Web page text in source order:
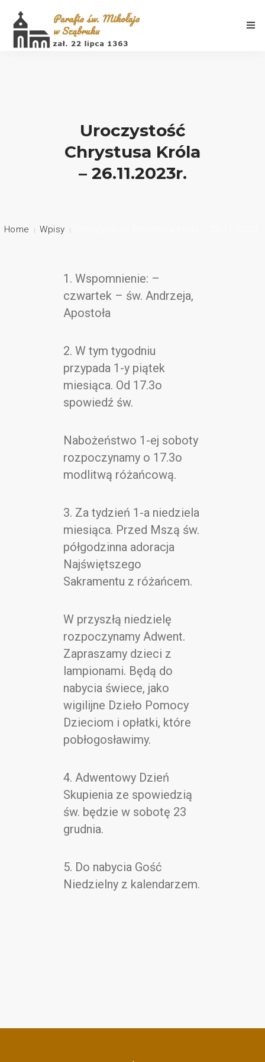
Porządek Mszy Świętych
Uroczystość
Chrystusa Króla
– 26.11.2023r.
Home Wpisy
1. Wspomnienie: –
czwartek – św. Andrzeja,
Apostoła
2. W tym tygodniu
przypada 1-y piątek
miesiąca. Od 17.3o
spowiedź św.
Nabożeństwo 1-ej soboty
rozpoczynamy o 17.3o
modlitwą różańcową.
3. Za tydzień 1-a niedziela
miesiąca. Przed Mszą św.
półgodzinna adoracja
Najświętszego
Sakramentu z różańcem.
W przyszłą niedzielę
rozpoczynamy Adwent.
Zapraszamy dzieci z
lampionami. Będą do
nabycia świece, jako
wigilijne Dzieło Pomocy
Dzieciom i opłatki, które
pobłogosławimy.
4. Adwentowy Dzień
Skupienia ze spowiedzią
św. będzie w sobotę 23
grudnia.
5. Do nabycia Gość
Niedzielny z kalendarzem.